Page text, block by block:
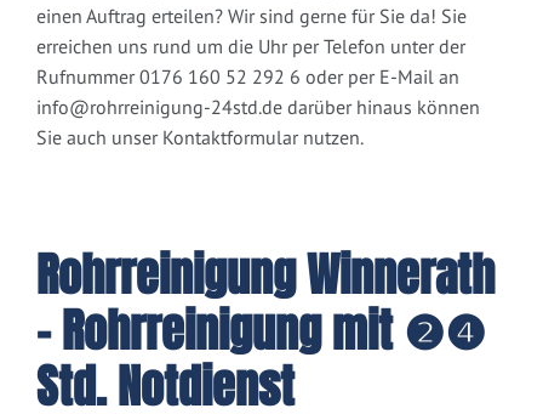
einen Auftrag erteilen? Wir sind gerne für Sie da! Sie
erreichen uns rund um die Uhr per Telefon unter der
Rufnummer 0176 160 52 292 6 oder per E-Mail an
info@rohrreinigung-24std.de darüber hinaus können
Sie auch unser Kontaktformular nutzen.
Rohrreinigung Winnerath
- Rohrreinigung mit ❷❹
Std. Notdienst